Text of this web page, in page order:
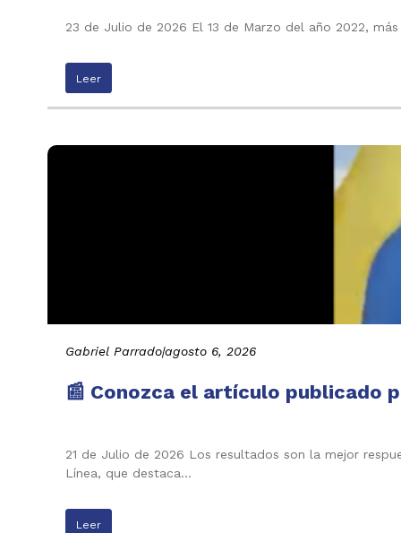
23 de Julio de 2026 El 13 de Marzo del año 2022,
Leer
Gabriel Parrado|agosto 6, 2026
📰 Conozca el artículo publicado
21 de Julio de 2026 Los resultados son la mejor
Línea, que destaca…
Leer